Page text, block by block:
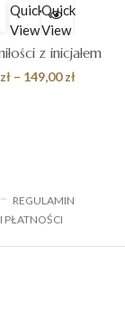
Quick
View
Quick
View
z inicjałem
zł – 149,00złZakres
REGULAMIN
PŁATNOŚCI